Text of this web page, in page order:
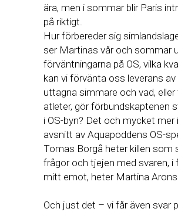
ära, men i sommar blir Paris
på riktigt.
Hur förbereder sig
ser Martinas vår och sommar
förväntningarna på OS, vilka
kan vi förvänta oss leverans av
uttagna simmare och vad, eller
atleter, gör förbundskaptenen
i OS-byn? Det och mycket mer
avsnitt av Aquapoddens OS-
Tomas Borgå heter killen som
frågor och tjejen med svaren, i
mitt emot, heter Martina
Och just det – vi får även svar